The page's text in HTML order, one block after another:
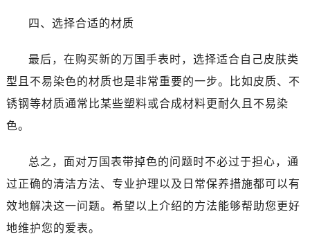
四、选择合适的材质
最后，在购买新的万国手表时，选择适合自己皮肤类
型且不易染色的材质也是非常重要的一步。比如皮质、不
锈钢等材质通常比某些塑料或合成材料更耐久且不易染
色。
总之，面对万国表带掉色的问题时不必过于担心，通
过正确的清洁方法、专业护理以及日常保养措施都可以有
效地解决这一问题。希望以上介绍的方法能够帮助您更好
地维护您的爱表。